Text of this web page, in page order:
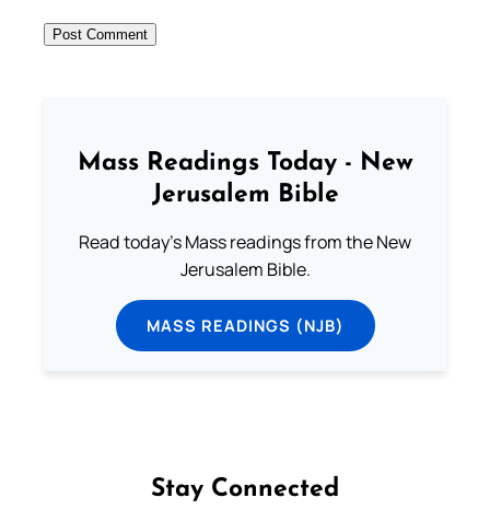
Mass Readings Today - New
Jerusalem Bible
Read today's Mass readings from the New
Jerusalem Bible.
MASS READINGS (NJB)
Stay Connected